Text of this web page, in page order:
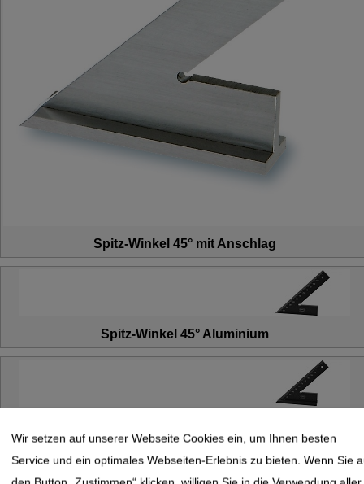
Spitz-Winkel 45° mit Anschlag
Spitz-Winkel 45° Aluminium
Wir setzen auf unserer Webseite Cookies ein, um Ihnen besten
Service und ein optimales Webseiten-Erlebnis zu bieten. Wenn Sie